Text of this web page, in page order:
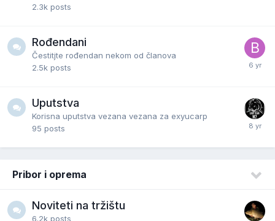
2.3k posts
Rođendani
Čestitjte rođendan nekom od članova
2.5k posts
Uputstva
Korisna uputstva vezana vezana za exyucarp
95 posts
Pribor i oprema
Noviteti na tržištu
6.2k posts